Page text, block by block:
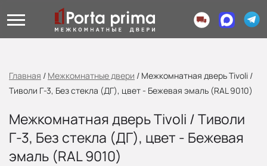
Главная / Межкомнатные двери / Межкомнатная дверь Tivoli /
Тиволи Г-3, Без стекла (ДГ), цвет - Бежевая эмаль (RAL 9010)
Межкомнатная дверь Tivoli / Тиволи
Г-3, Без стекла (ДГ), цвет - Бежевая
эмаль (RAL 9010)